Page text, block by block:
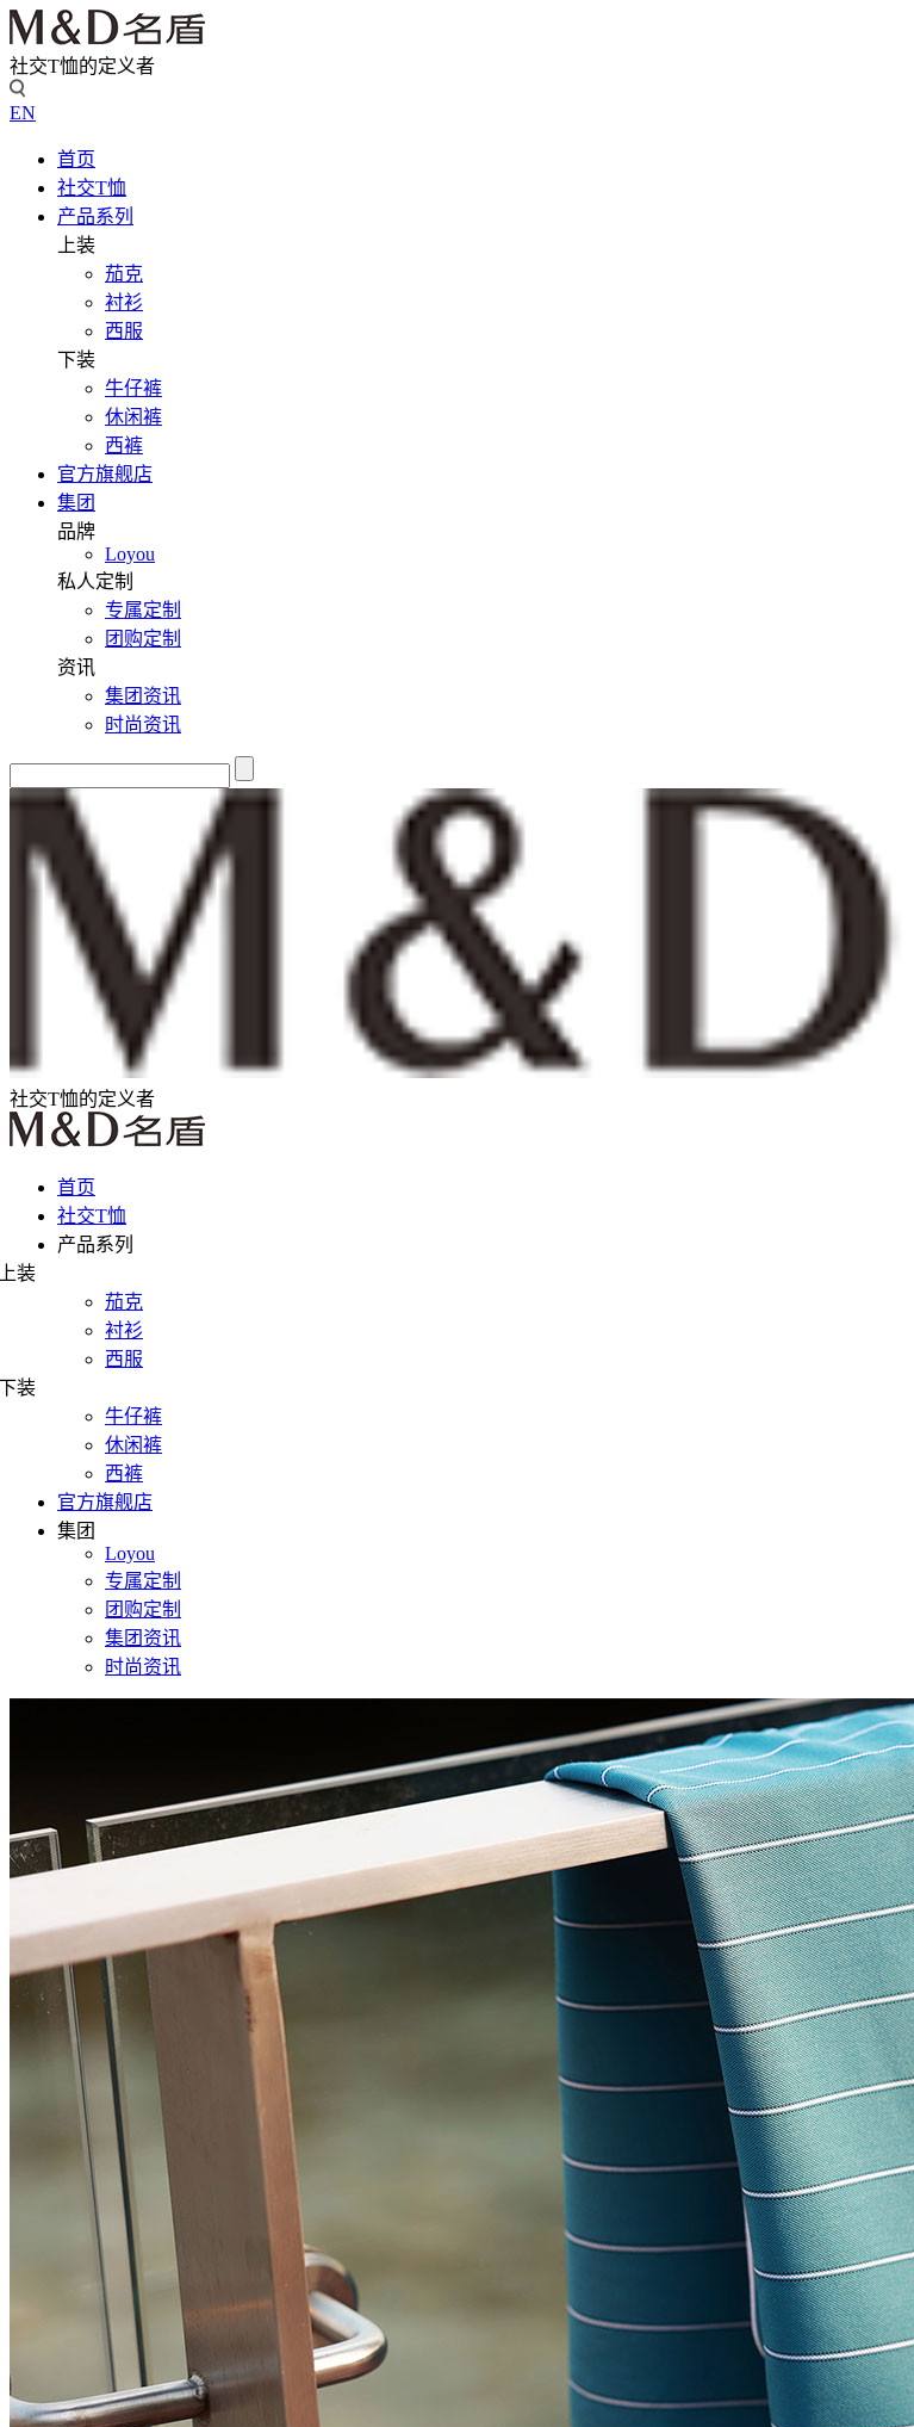
社交T恤的定义者
EN
首页
社交T恤
产品系列
上装
茄克
衬衫
西服
下装
牛仔裤
休闲裤
西裤
官方旗舰店
集团
品牌
Loyou
私人定制
专属定制
团购定制
资讯
集团资讯
时尚资讯
社交T恤的定义者
首页
社交T恤
产品系列
装
茄克
衬衫
西服
装
牛仔裤
休闲裤
西裤
官方旗舰店
集团
Loyou
专属定制
团购定制
集团资讯
时尚资讯